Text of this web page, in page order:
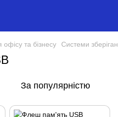
та бізнесу Системи
За популярністю